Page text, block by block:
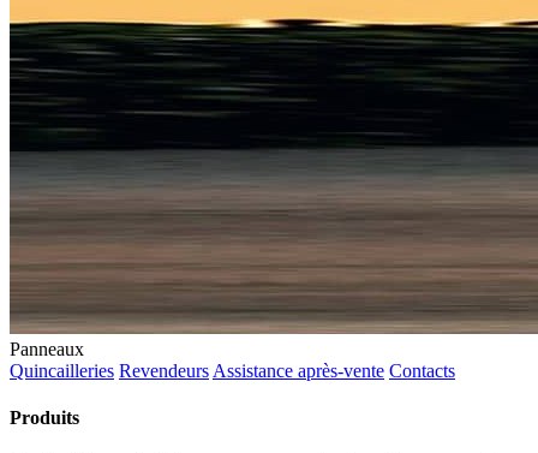
Panneaux
Quincailleries Revendeurs Assistance après-vente Contacts
Produits